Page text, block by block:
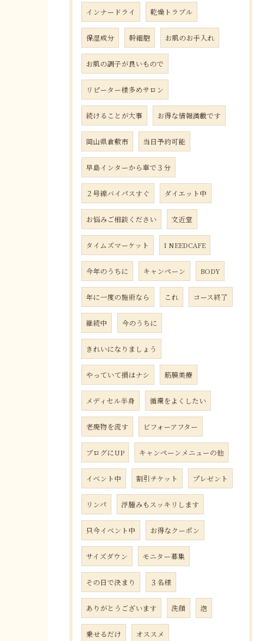
インナードライ 乾燥トラブル
保湿成分 幹細胞 お肌のお手入れ
お肌の調子が良いもので
リピーター様多めサロン
続けることが大事 お得な情報満載です
岡山県倉敷市 当日予約可能
早島インターから車で３分
２号線バイパスすぐ ダイエット中
お悩みご相談ください 文近堂
タイムズマーケット I NEEDCAFE
今年のうちに キャンペーン BODY
年に一度の施術なら これ コース終了
継続中 今のうちに
きれいになりましょう
やっていて損はナシ 筋膜美療
メディセル半身 循環をよくしたい
老廃物を流す ビフォーアフター
ブログにUP キャンペーンメニューの他
イベント中 割引チケット プレゼント
リンパ 浮腫みもスッキリします
只今イベント中 お得なクーポン
サイズダウン モニター募集
その日で決まり ３名様
ありがとうございます 洗顔 泡
乗せるだけ オススメ